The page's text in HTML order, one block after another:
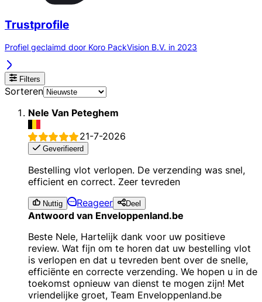
Trustprofile
Profiel geclaimd door Koro PackVision B.V. in 2023
Filters
Sorteren
Nele Van Peteghem
21-7-2026
Geverifieerd
Bestelling vlot verlopen. De verzending was snel,
efficient en correct. Zeer tevreden
Nuttig Reageer Deel
Antwoord van Enveloppenland.be
Beste Nele, Hartelijk dank voor uw positieve
review. Wat fijn om te horen dat uw bestelling vlot
is verlopen en dat u tevreden bent over de snelle,
efficiënte en correcte verzending. We hopen u in de
toekomst opnieuw van dienst te mogen zijn! Met
vriendelijke groet, Team Enveloppenland.be